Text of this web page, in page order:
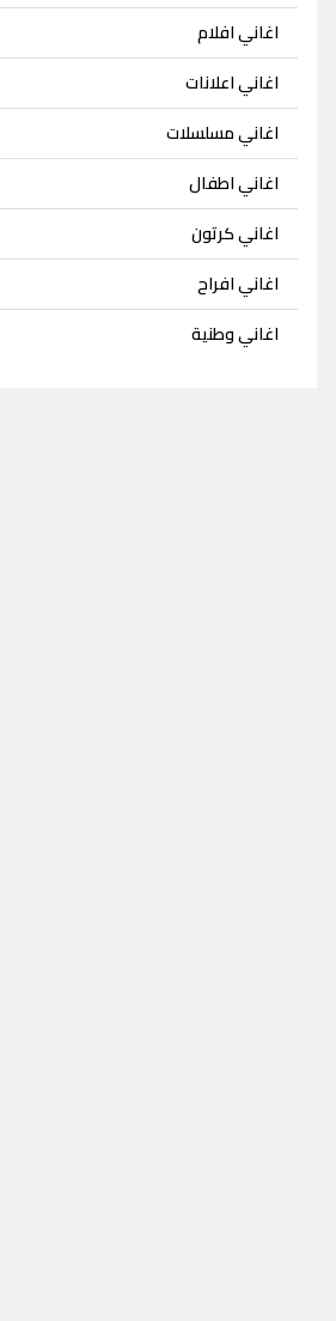
اغاني افلام
اغاني اعلانات
اغاني مسلسلات
اغاني اطفال
اغاني كرتون
اغاني افراح
اغاني وطنية